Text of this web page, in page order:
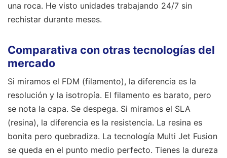
una roca. He visto unidades trabajando 24/7 sin
rechistar durante meses.
Comparativa con otras tecnologías del
mercado
Si miramos el FDM (filamento), la diferencia es la
resolución y la isotropía. El filamento es barato, pero
se nota la capa. Se despega. Si miramos el SLA
(resina), la diferencia es la resistencia. La resina es
bonita pero quebradiza. La tecnología Multi Jet Fusion
se queda en el punto medio perfecto. Tienes la dureza